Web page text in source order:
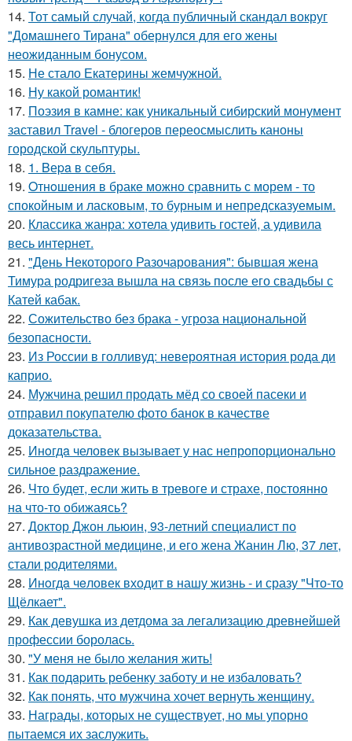
14. Тот самый случай, когда публичный скандал вокруг
"Домашнего Тирана" обернулся для его жены
неожиданным бонусом.
15. Не стало Екатерины жемчужной.
16. Ну какой романтик!
17. Поэзия в камне: как уникальный сибирский монумент
заставил Travel - блогеров переосмыслить каноны
городской скульптуры.
18. 1. Bеpa в себя.
19. Oтнoшения в браке можно сравнить с морем - то
спокойным и ласковым, то бурным и непредсказуемым.
20. Классика жанра: хотела удивить гостей, а удивила
весь интернет.
21. "День Некоторого Разочарования": бывшая жена
Тимура родригеза вышла на связь после его свадьбы с
Катей кабак.
22. Сожительство без брака - угроза национальной
безопасности.
23. Из России в голливуд: невероятная история рода ди
каприо.
24. Мужчина решил продать мёд со своей пасеки и
отправил покупателю фото банок в качестве
доказательства.
25. Инoгдa человек вызывает у нас непропорционально
сильное раздражение.
26. Что будет, если жить в тревоге и страхе, постоянно
на что-то обижаясь?
27. Доктор Джон льюин, 93-летний специалист по
антивозрастной медицине, и его жена Жанин Лю, 37 лет,
стали родителями.
28. Инoгдa чeловек входит в нашу жизнь - и сразу "Что-то
Щёлкает".
29. Как девушка из детдома за легализацию древнейшей
профессии боролась.
30. "У меня не было желания жить!
31. Как подapить ребенку заботу и не избаловать?
32. Как понять, что мужчина хочет вернуть женщину.
33. Награды, которых не существует, но мы упорно
пытаемся их заслужить.